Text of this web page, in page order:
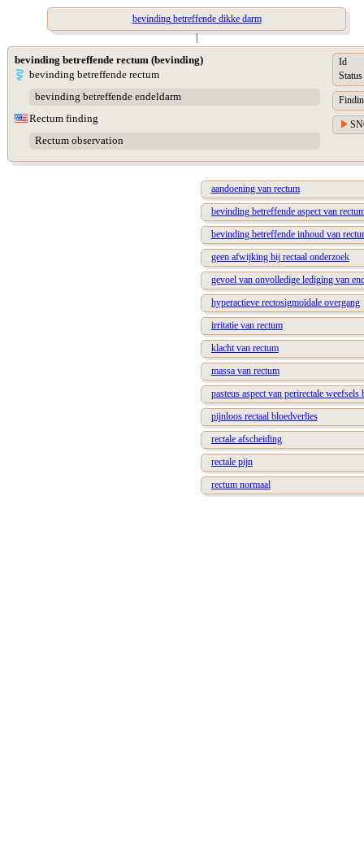
bevinding betreffende dikke darm
|
bevinding betreffende rectum (bevinding)
bevinding betreffende rectum
bevinding betreffende endeldarm
Rectum finding
Rectum observation
Id
Status
aandoening van rectum
bevinding betreffende aspect van
bevinding betreffende inhoud van
geen afwijking bij rectaal onderzoek
gevoel van onvolledige lediging van
hyperactieve rectosigmoïdale overgang
irritatie van rectum
klacht van rectum
massa van rectum
pasteus aspect van perirectale weefsels
pijnloos rectaal bloedverlies
rectale afscheiding
rectale pijn
rectum normaal